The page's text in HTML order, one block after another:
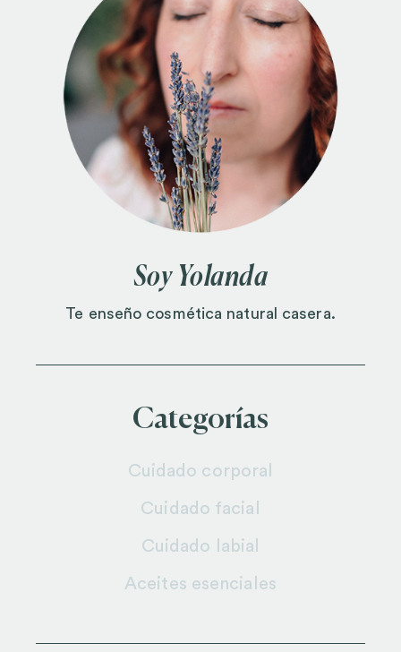
Soy Yolanda
Te enseño cosmética natural casera.
Categorías
Cuidado corporal
Cuidado facial
Cuidado labial
Aceites esenciales